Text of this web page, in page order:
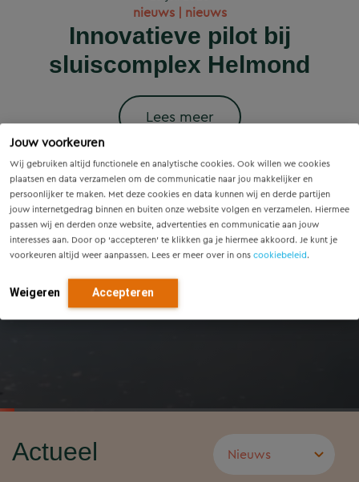
Jouw voorkeuren
Wij gebruiken altijd functionele en analytische cookies. Ook willen we cookies
plaatsen en data verzamelen om de communicatie naar jou makkelijker en
persoonlijker te maken. Met deze cookies en data kunnen wij en derde partijen
jouw internetgedrag binnen en buiten onze website volgen en verzamelen. Hiermee
passen wij en derden onze website, advertenties en communicatie aan jouw
interesses aan. Door op ‘accepteren’ te klikken ga je hiermee akkoord. Je kunt je
voorkeuren altijd weer aanpassen. Lees er meer over in ons cookiebeleid.
Weigeren Accepteren
woningbouwprojecten
krijgen straks
voorrang op het
stroomnet?
Lees meer
nieuws | nieuws
Innovatieve pilot bij
sluiscomplex Helmond
Lees meer
Slim onderzoek
voorkomt onnodige
vervanging van
Eindhovense tunnel
Voorzieningenscan
Drenthe: inzicht voor
vandaag, richting voor
morgen
Wet versterking regie
volkshuisvesting in
werking: wat betekent
dit voor gemeenten?
Actueel